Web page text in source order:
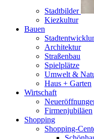
Stadtbilder
Kiezkultur
Bauen
Architektur
Straßenbau
Spielplätze
Umwelt &
Haus + Garten
Wirtschaft
Firmenjubiläen
Shopping
Shopping-